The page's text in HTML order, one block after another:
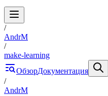
/
AndrM
/
make-learning
ОбзорДокументация
/
AndrM